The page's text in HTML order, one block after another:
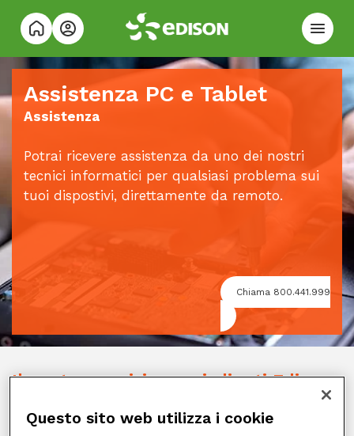
Assistenza PC e Tablet
Assistenza
Potrai ricevere assistenza da uno dei nostri
tecnici informatici per qualsiasi problema sui
tuoi dispostivi, direttamente da remoto.
Chiama 800.441.999
Il nostro servizio, per i clienti Edison
Questo sito web utilizza i cookie